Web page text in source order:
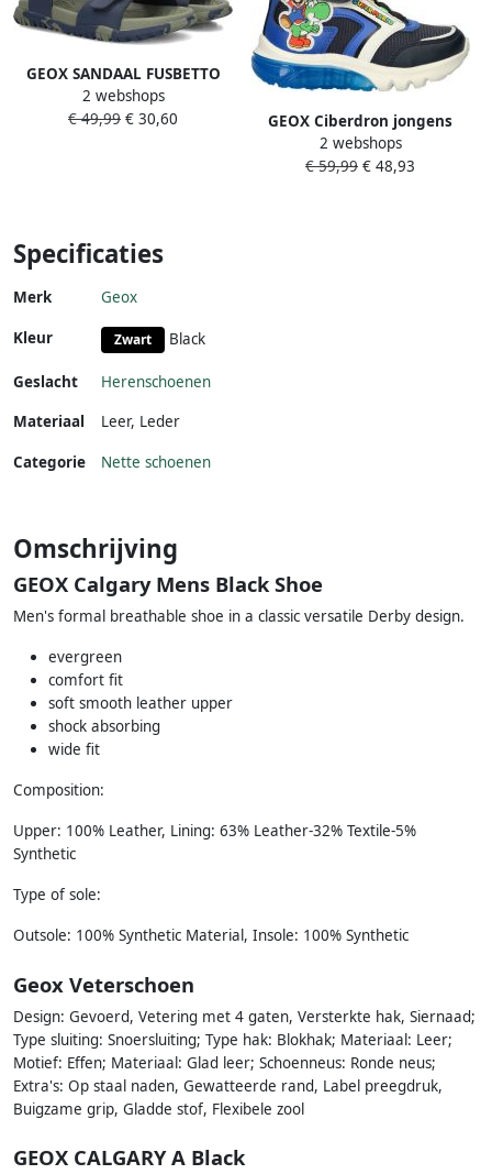
GEOX SANDAAL FUSBETTO
TIENERS Sandalen
MARINEBLAUW LEGERGROEN
2 webshops
€ 49,99 € 30,60
GEOX Ciberdron jongens
sneakers Blauw multi
2 webshops
€ 59,99 € 48,93
Specificaties
Merk Geox
Kleur Zwart Black
Geslacht
Herenschoenen
Materiaal
Leer, Leder
Categorie Nette schoenen
Omschrijving
GEOX Calgary Mens Black Shoe
Men's formal breathable shoe in a classic versatile Derby design.
evergreen
comfort fit
soft smooth leather upper
shock absorbing
wide fit
Composition:
Upper: 100% Leather, Lining: 63% Leather-32% Textile-5%
Synthetic
Type of sole:
Outsole: 100% Synthetic Material, Insole: 100% Synthetic
Geox Veterschoen
Design: Gevoerd, Vetering met 4 gaten, Versterkte hak, Siernaad;
Type sluiting: Snoersluiting; Type hak: Blokhak; Materiaal: Leer;
Motief: Effen; Materiaal: Glad leer; Schoenneus: Ronde neus;
Extra's: Op staal naden, Gewatteerde rand, Label preegdruk,
Buigzame grip, Gladde stof, Flexibele zool
GEOX CALGARY A Black